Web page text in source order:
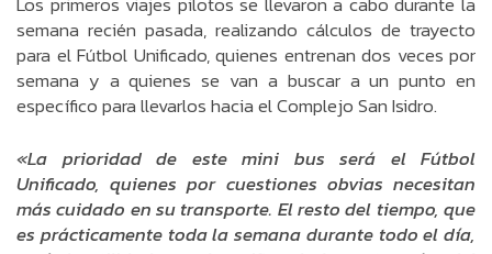
semana recién pasada, realizando cálculos de trayecto
para el Fútbol Unificado, quienes entrenan dos veces por
semana y a quienes se van a buscar a un punto en
específico para llevarlos hacia el Complejo San Isidro.
«La prioridad de este mini bus será el Fútbol
Unificado, quienes por cuestiones obvias necesitan
más cuidado en su transporte. El resto del tiempo, que
es prácticamente toda la semana durante todo el día,